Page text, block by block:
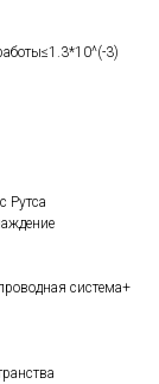
3)
Рутса
система+